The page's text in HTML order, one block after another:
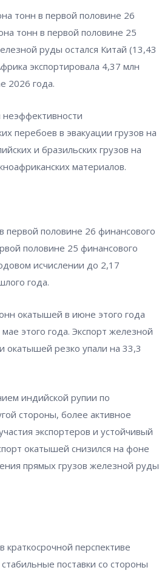
тонн в первой половине 26
тонн в первой половине 25
руды остался Китай (13,43
экспортировала 4,37 млн
2026 года.
перебоев в эвакуации грузов на
и бразильских грузов на
материалов.
первой половине 26 финансового
половине 25 финансового
исчислении до 2,17
года.
окатышей в июне этого года
этого года. Экспорт железной
окатышей резко упали на 33,3
индийской рупии по
стороны, более активное
экспортеров и устойчивый
окатышей снизился на фоне
прямых грузов железной руды
перспективе
поставки со стороны